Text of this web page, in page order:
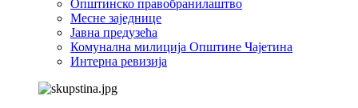
Општинско правобранилаштво
Месне заједнице
Јавна предузећа
Комунална милиција Општине Чајетина
Интерна ревизија